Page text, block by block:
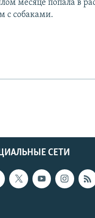
месяце попала в
с собаками.
СЕТИ